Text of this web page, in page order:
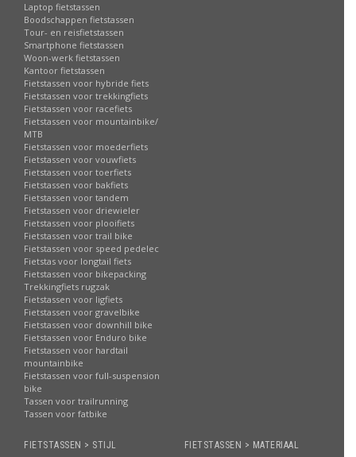
Laptop fietstassen
Boodschappen fietstassen
Tour- en reisfietstassen
Smartphone fietstassen
Woon-werk fietstassen
Kantoor fietstassen
Fietstassen voor hybride fiets
Fietstassen voor trekkingfiets
Fietstassen voor racefiets
Fietstassen voor mountainbike/
MTB
Fietstassen voor moederfiets
Fietstassen voor vouwfiets
Fietstassen voor toerfiets
Fietstassen voor bakfiets
Fietstassen voor tandem
Fietstassen voor driewieler
Fietstassen voor plooifiets
Fietstassen voor trail bike
Fietstassen voor speed pedelec
Fietstas voor longtail fiets
Fietstassen voor bikepacking
Trekkingfiets rugzak
Fietstassen voor ligfiets
Fietstassen voor gravelbike
Fietstassen voor downhill bike
Fietstassen voor Enduro bike
Fietstassen voor hardtail
mountainbike
Fietstassen voor full-suspension
bike
Tassen voor trailrunning
Tassen voor fatbike
FIETSTASSEN > STIJL FIETSTASSEN > MATERIAAL